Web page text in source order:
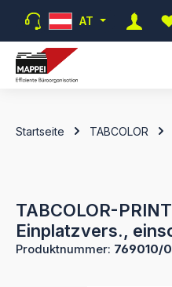
Zum Hauptinhalt springen
AT
Startseite TABCOLOR
TABCOLOR-
Einplatzvers.,
Produktnummer: 769010/